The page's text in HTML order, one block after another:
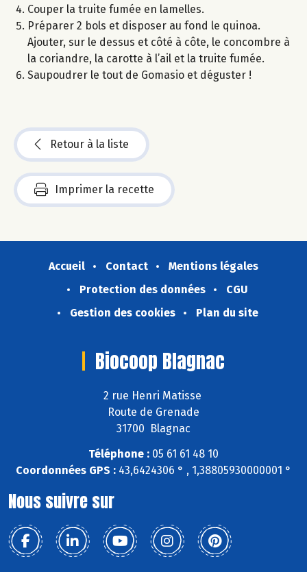
Couper la truite fumée en lamelles.
Préparer 2 bols et disposer au fond le quinoa.
Ajouter, sur le dessus et côté à côte, le concombre à
la coriandre, la carotte à l’ail et la truite fumée.
Saupoudrer le tout de Gomasio et déguster !
Retour à la liste
Imprimer la recette
Accueil Contact
Mentions légales
Protection des données
CGU
Gestion des cookies
Plan du site
Biocoop Blagnac
2 rue Henri Matisse
Route de Grenade
31700 Blagnac
Téléphone : 05 61 61 48 10
Coordonnées GPS : 43,6424306 ° , 1,38805930000001 °
Nous suivre sur